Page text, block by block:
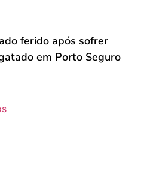
ferido após sofrer
em Porto Seguro